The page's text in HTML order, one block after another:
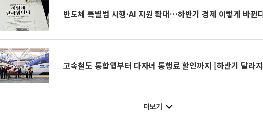
반도체 특별법 시행·AI 지원 확대…하반기 경제 이렇게 바뀐
고속철도 통합앱부터 다자녀 통행료 할인까지 [하반기 달라
더보기